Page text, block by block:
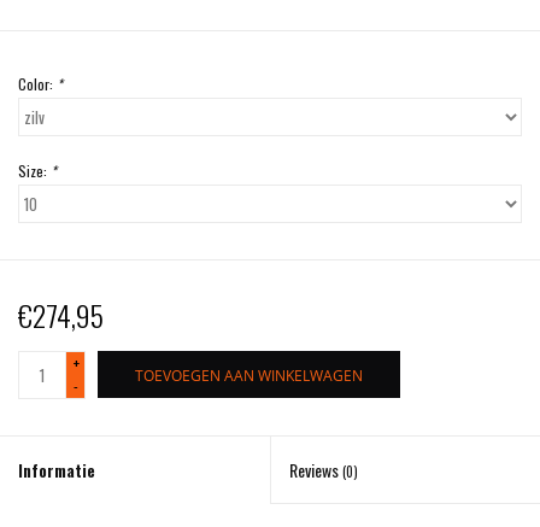
Color: *
Size: *
€274,95
+
-
TOEVOEGEN AAN WINKELWAGEN
Informatie Reviews(0)